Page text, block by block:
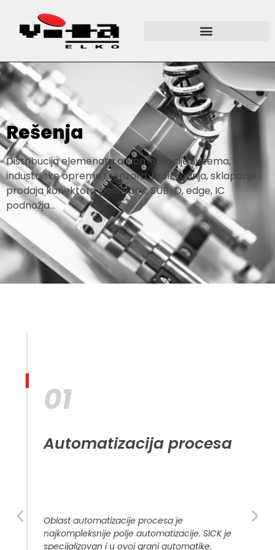
Rešenja
Distribucija elemenata automatizacije sistema,
industrijske opreme i senzora. Proizvodnja, sklapanje i
prodaja konektora post&box, SUB-D, edge, IC
podnožja…
01
Automatizacija procesa
Oblast automatizacije procesa je
najkompleksnije polje automatizacije. SICK je
specijalizovan i u ovoj grani automatike.
01
Automatizacija procesa
Oblast automatizacije procesa je
najkompleksnije polje automatizacije. SICK je
specijalizovan i u ovoj grani automatike.